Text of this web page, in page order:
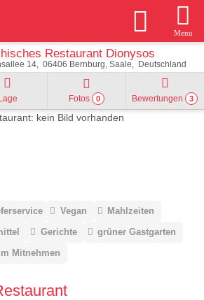
Menu
Restaurant Dionysos
14 06406 Bernburg, Saale Deutschland
Lage Fotos 0 Bewertungen 3
Vegan
Mahlzeiten
Gerichte
grüner Gastgarten
Mitnehmen